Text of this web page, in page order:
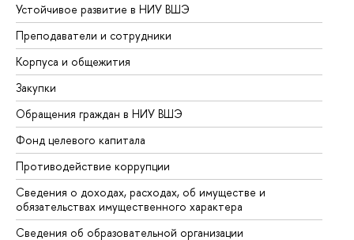
Устойчивое развитие в НИУ ВШЭ
Преподаватели и сотрудники
Корпуса и общежития
Закупки
Обращения граждан в НИУ ВШЭ
Фонд целевого капитала
Противодействие коррупции
Сведения о доходах, расходах, об имуществе и
обязательствах имущественного характера
Сведения об образовательной организации